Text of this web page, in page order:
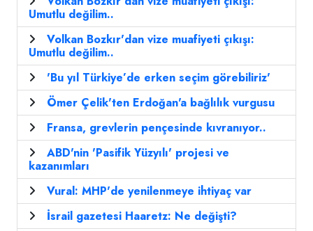
Umutlu değilim..
Volkan Bozkır'dan vize muafiyeti çıkışı:
Umutlu değilim..
'Bu yıl Türkiye’de erken seçim görebiliriz'
Ömer Çelik'ten Erdoğan'a bağlılık vurgusu
Fransa, grevlerin pençesinde kıvranıyor..
ABD'nin 'Pasifik Yüzyılı' projesi ve
kazanımları
Vural: MHP'de yenilenmeye ihtiyaç var
İsrail gazetesi Haaretz: Ne değişti?